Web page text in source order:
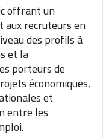
offrant un
aux recruteurs en
des profils à
et la
porteurs de
économiques,
et
entre les